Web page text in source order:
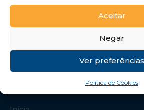
Aceitar
Negar
Ver preferências
Política de Cookies